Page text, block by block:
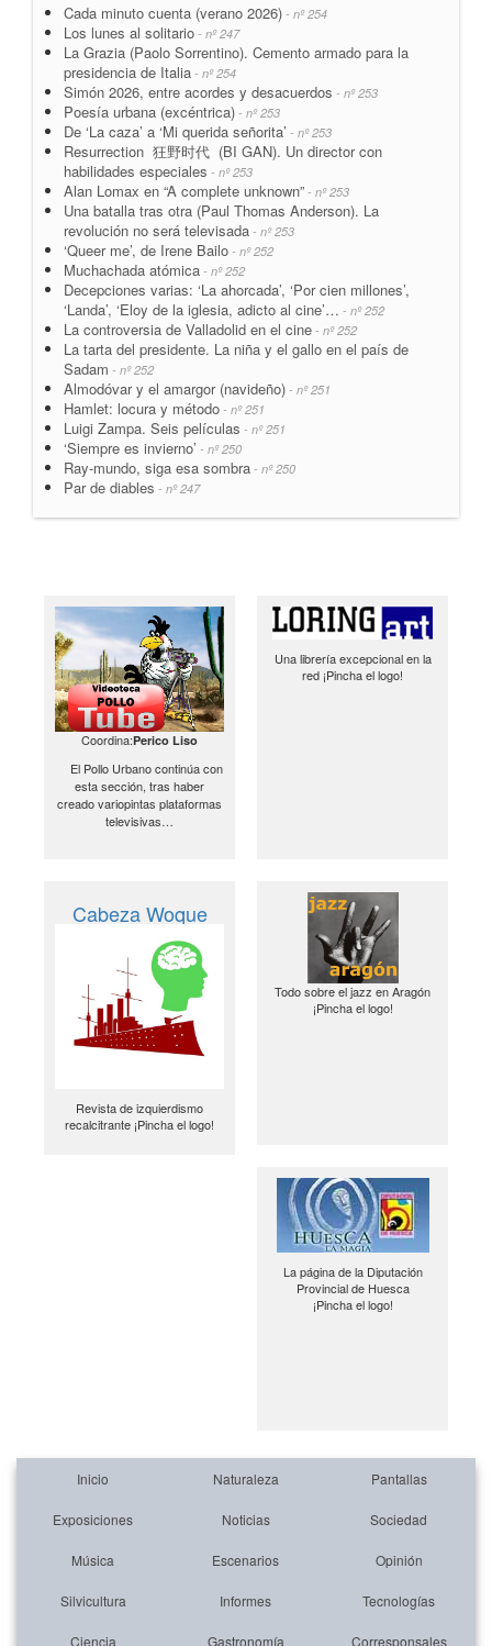
Cada minuto cuenta (verano 2026) - nº 254
Los lunes al solitario - nº 247
La Grazia (Paolo Sorrentino). Cemento armado para la
presidencia de Italia - nº 254
Simón 2026, entre acordes y desacuerdos - nº 253
Poesía urbana (excéntrica) - nº 253
De ‘La caza’ a ‘Mi querida señorita’ - nº 253
Resurrection 狂野时代 (BI GAN). Un director con
habilidades especiales - nº 253
Alan Lomax en “A complete unknown” - nº 253
Una batalla tras otra (Paul Thomas Anderson). La
revolución no será televisada - nº 253
‘Queer me’, de Irene Bailo - nº 252
Muchachada atómica - nº 252
Decepciones varias: ‘La ahorcada’, ‘Por cien millones’,
‘Landa’, ‘Eloy de la iglesia, adicto al cine’… - nº 252
La controversia de Valladolid en el cine - nº 252
La tarta del presidente. La niña y el gallo en el país de
Sadam - nº 252
Almodóvar y el amargor (navideño) - nº 251
Hamlet: locura y método - nº 251
Luigi Zampa. Seis películas - nº 251
‘Siempre es invierno’ - nº 250
Ray-mundo, siga esa sombra - nº 250
Par de diables - nº 247
Coordina:Perico Liso
El Pollo Urbano continúa con
esta sección, tras haber
creado variopintas plataformas
televisivas…
Una librería excepcional en la
red ¡Pincha el logo!
Cabeza Woque
Revista de izquierdismo
recalcitrante ¡Pincha el logo!
Todo sobre el jazz en Aragón
¡Pincha el logo!
La página de la Diputación
Provincial de Huesca
¡Pincha el logo!
Inicio Naturaleza Pantallas
Exposiciones Noticias Sociedad
Música Escenarios Opinión
Silvicultura Informes Tecnologías
Ciencia Gastronomía Corresponsales